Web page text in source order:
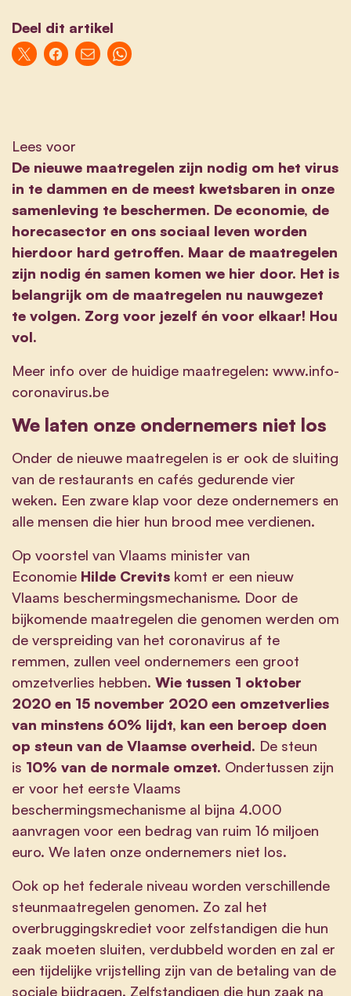
Deel dit artikel
Lees voor
De nieuwe maatregelen zijn nodig om het virus
in te dammen en de meest kwetsbaren in onze
samenleving te beschermen. De economie, de
horecasector en ons sociaal leven worden
hierdoor hard getroffen. Maar de maatregelen
zijn nodig én samen komen we hier door. Het is
belangrijk om de maatregelen nu nauwgezet
te volgen. Zorg voor jezelf én voor elkaar! Hou
vol.
Meer info over de huidige maatregelen: www.info-
coronavirus.be
We laten onze ondernemers niet los
Onder de nieuwe maatregelen is er ook de sluiting
van de restaurants en cafés gedurende vier
weken. Een zware klap voor deze ondernemers en
alle mensen die hier hun brood mee verdienen.
Op voorstel van Vlaams minister van
Economie Hilde Crevits komt er een nieuw
Vlaams beschermingsmechanisme. Door de
bijkomende maatregelen die genomen werden om
de verspreiding van het coronavirus af te
remmen, zullen veel ondernemers een groot
omzetverlies hebben. Wie tussen 1 oktober
2020 en 15 november 2020 een omzetverlies
van minstens 60% lijdt, kan een beroep doen
op steun van de Vlaamse overheid. De steun
is 10% van de normale omzet. Ondertussen zijn
er voor het eerste Vlaams
beschermingsmechanisme al bijna 4.000
aanvragen voor een bedrag van ruim 16 miljoen
euro. We laten onze ondernemers niet los.
Ook op het federale niveau worden verschillende
steunmaatregelen genomen. Zo zal het
overbruggingskrediet voor zelfstandigen die hun
zaak moeten sluiten, verdubbeld worden en zal er
een tijdelijke vrijstelling zijn van de betaling van de
sociale bijdragen. Zelfstandigen die hun zaak na